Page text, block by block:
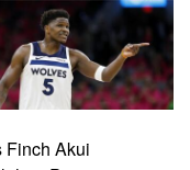
Finch Akui